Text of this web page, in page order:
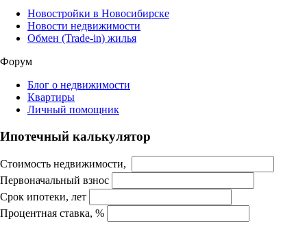
Новостройки в Новосибирске
Новости недвижимости
Обмен (Trade-in) жилья
Форум
Блог о недвижимости
Квартиры
Личный помощник
Ипотечный калькулятор
Стоимость недвижимости,
Первоначальный взнос
Срок ипотеки, лет
Процентная ставка, %